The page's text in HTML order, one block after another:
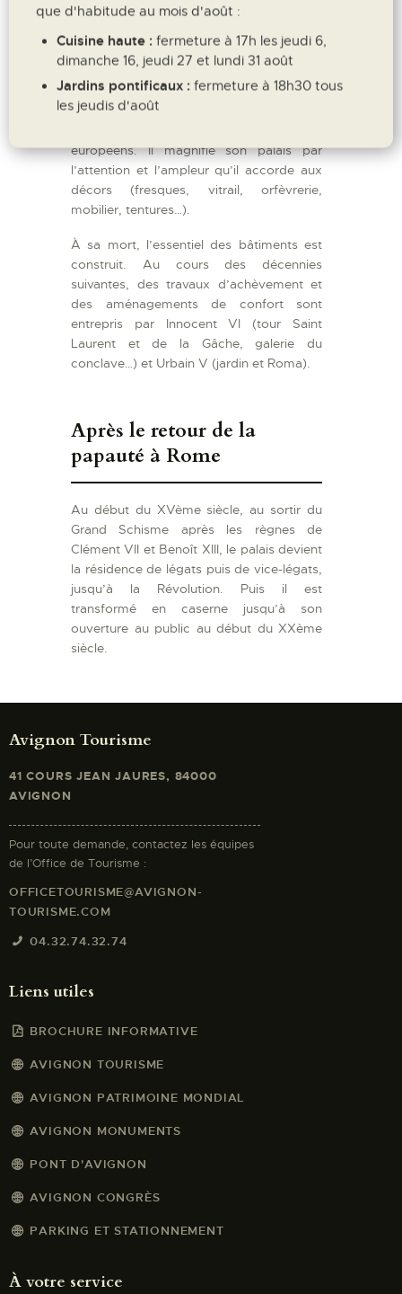
entre au palais. Les croisées d’ogives
foisonnent ; sculptures, culots de nervure,
moulures, viennent orner la pierre. Il attire
à sa cour les plus grands intellectuels et
artistes de l’époque comme le peintre
Mattéo Giovannetti et fait d’Avignon un
européens. Il magnifie son palais par
l’attention et l’ampleur qu’il accorde aux
décors (fresques, vitrail, orfèvrerie,
mobilier, tentures…).
À sa mort, l’essentiel des bâtiments est
construit. Au cours des décennies
suivantes, des travaux d’achèvement et
des aménagements de confort sont
entrepris par Innocent VI (tour Saint
Laurent et de la Gâche, galerie du
conclave…) et Urbain V (jardin et Roma).
Après le retour de la
papauté à Rome
Au début du XVème siècle, au sortir du
Grand Schisme après les règnes de
Clément VII et Benoît XIII, le palais devient
la résidence de légats puis de vice-légats,
jusqu’à la Révolution. Puis il est
transformé en caserne jusqu’à son
ouverture au public au début du XXème
siècle.
Avignon Tourisme
41 COURS JEAN JAURES, 84000
AVIGNON
Pour toute demande, contactez les équipes
de l’Office de Tourisme :
OFFICETOURISME@AVIGNON-
TOURISME.COM
04.32.74.32.74
Liens utiles
BROCHURE INFORMATIVE
AVIGNON TOURISME
AVIGNON PATRIMOINE MONDIAL
AVIGNON MONUMENTS
PONT D'AVIGNON
AVIGNON CONGRÈS
PARKING ET STATIONNEMENT
À votre service
que d'habitude au mois d'août :
Cuisine haute : fermeture à 17h les jeudi 6,
dimanche 16, jeudi 27 et lundi 31 août
Jardins pontificaux : fermeture à 18h30 tous
les jeudis d'août